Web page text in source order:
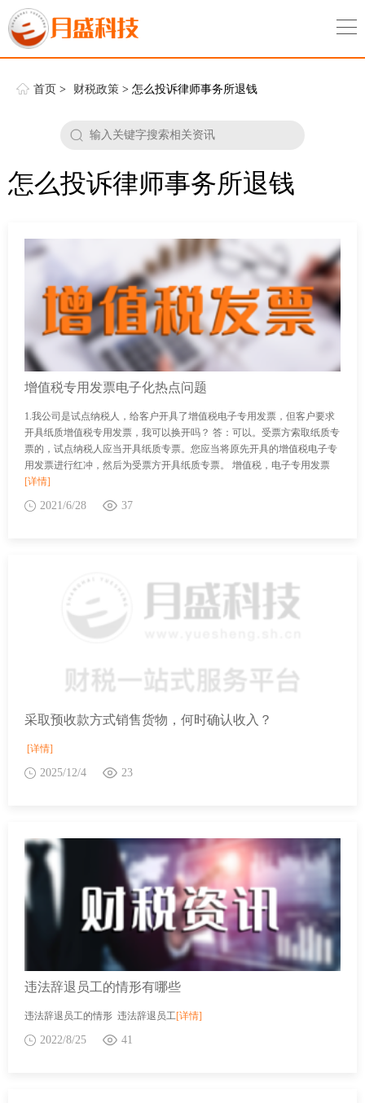
首页 > 财税政策 > 怎么投诉律师事务所退钱
怎么投诉律师事务所退钱
增值税专用发票电子化热点问题
1.我公司是试点纳税人，给客户开具了增值税电子专用发票，但客户要求
开具纸质增值税专用发票，我可以换开吗？ 答：可以。受票方索取纸质专
票的，试点纳税人应当开具纸质专票。您应当将原先开具的增值税电子专
用发票进行红冲，然后为受票方开具纸质专票。 增值税，电子专用发票
[详情]
2021/6/28 37
采取预收款方式销售货物，何时确认收入？
[详情]
2025/12/4 23
违法辞退员工的情形有哪些
违法辞退员工的情形 违法辞退员工[详情]
2022/8/25 41